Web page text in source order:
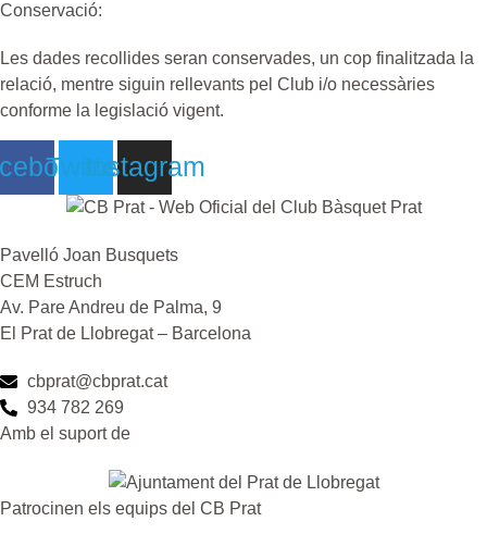
Conservació:
Les dades recollides seran conservades, un cop finalitzada la
relació, mentre siguin rellevants pel Club i/o necessàries
conforme la legislació vigent.
TwitterInstagram
Pavelló Joan Busquets
CEM Estruch
Av. Pare Andreu de Palma, 9
El Prat de Llobregat – Barcelona
cbprat@cbprat.cat
934 782 269
Amb el suport de
Patrocinen els equips del CB Prat